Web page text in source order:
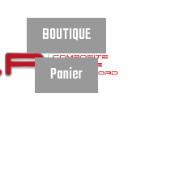
BOUTIQUE
Panier